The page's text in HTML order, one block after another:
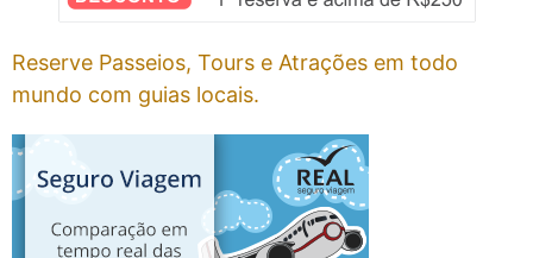
Reserve Passeios, Tours e Atrações em todo
mundo com guias locais.